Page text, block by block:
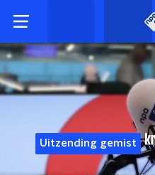
Uitzending gemist